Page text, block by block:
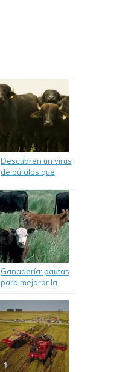
Descubren un virus
de búfalos que
Ganadería: pautas
para mejorar la